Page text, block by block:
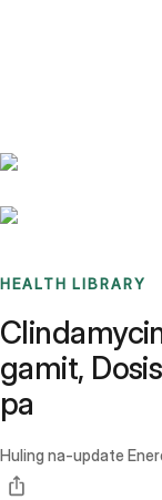
HEALTH LIBRARY
gamit,
pa
Huling na-update